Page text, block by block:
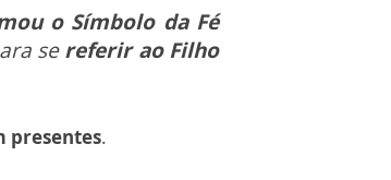
o Símbolo da Fé
sereferir ao Filho
presentes.